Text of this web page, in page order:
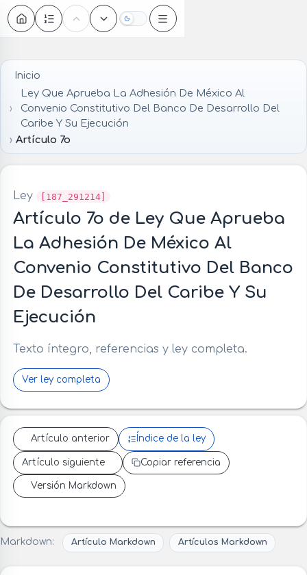
Oscuro
Inicio
Ley Que Aprueba La Adhesión De México Al
Convenio Constitutivo Del Banco De Desarrollo Del
Caribe Y Su Ejecución
Artículo 7o
Ley [187_291214]
Artículo 7o de Ley Que Aprueba
La Adhesión De México Al
Convenio Constitutivo Del Banco
De Desarrollo Del Caribe Y Su
Ejecución
Texto íntegro, referencias y ley completa.
Ver ley completa
Artículo anterior Índice de la ley
Artículo siguiente Copiar referencia
Versión Markdown
Markdown: Artículo Markdown Artículos Markdown